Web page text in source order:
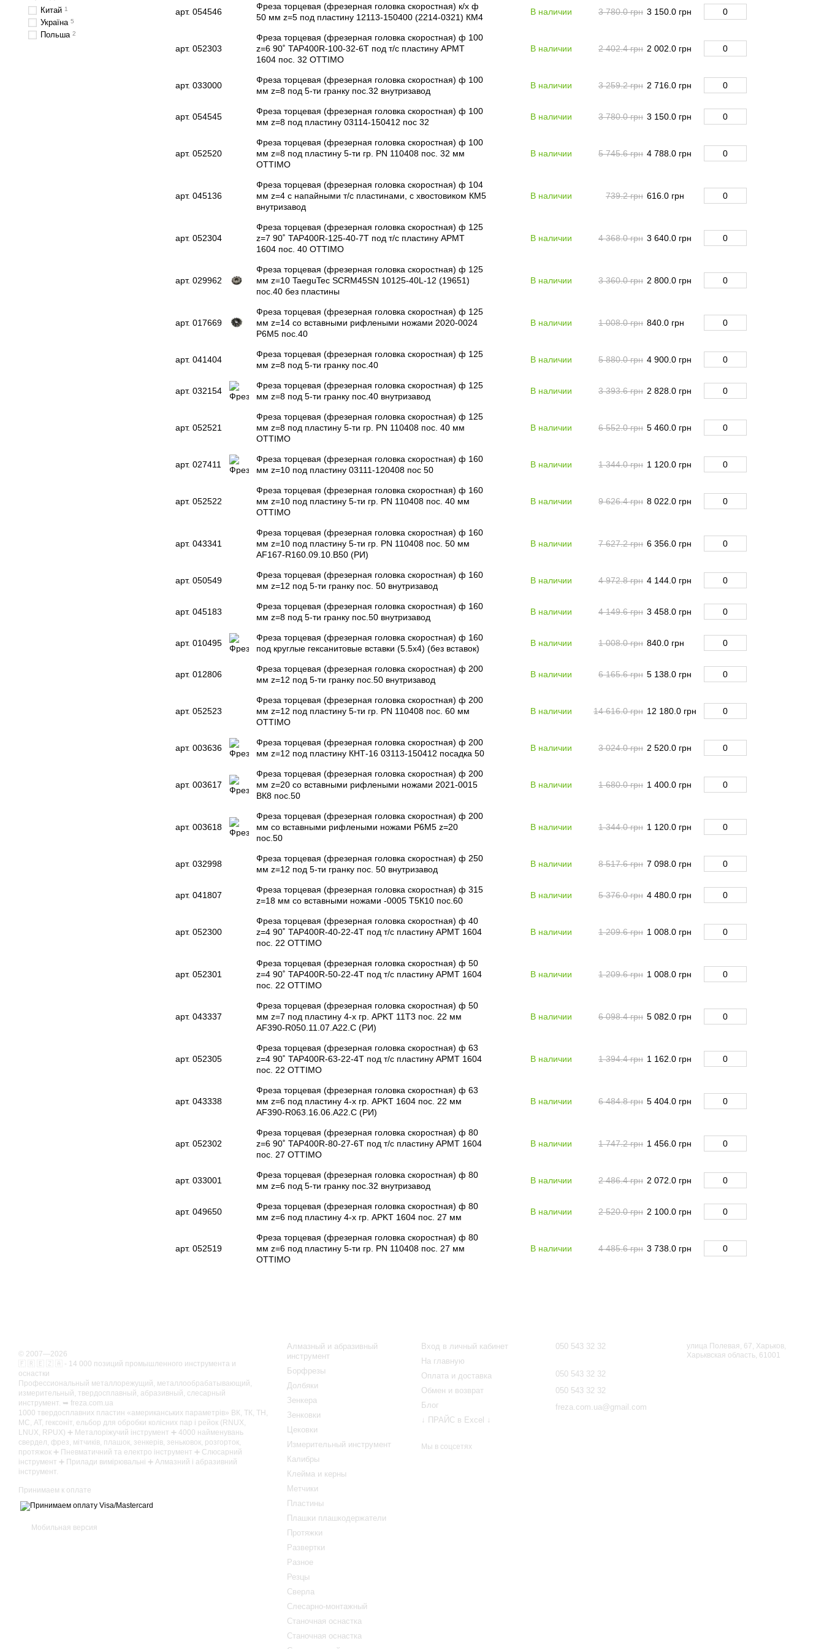
арт. 054546
Фреза торцевая (фрезерная головка скоростная) к/х ф
50 мм z=5 под пластину 12113-150400 (2214-0321) КМ4
В наличии 3 780.0 грн 3 150.0 грн
арт. 052303
Фреза торцевая (фрезерная головка скоростная) ф 100
z=6 90˚ TAP400R-100-32-6T под т/с пластину APMT
1604 пос. 32 OTTIMO
В наличии 2 402.4 грн 2 002.0 грн
арт. 033000
Фреза торцевая (фрезерная головка скоростная) ф 100
мм z=8 под 5-ти гранку пос.32 внутризавод
В наличии 3 259.2 грн 2 716.0 грн
арт. 054545
Фреза торцевая (фрезерная головка скоростная) ф 100
мм z=8 под пластину 03114-150412 пос 32
В наличии 3 780.0 грн 3 150.0 грн
арт. 052520
Фреза торцевая (фрезерная головка скоростная) ф 100
мм z=8 под пластину 5-ти гр. PN 110408 пос. 32 мм
OTTIMO
В наличии 5 745.6 грн 4 788.0 грн
арт. 045136
Фреза торцевая (фрезерная головка скоростная) ф 104
мм z=4 с напайными т/с пластинами, с хвостовиком КМ5
внутризавод
В наличии 739.2 грн 616.0 грн
арт. 052304
Фреза торцевая (фрезерная головка скоростная) ф 125
z=7 90˚ TAP400R-125-40-7T под т/с пластину APMT
1604 пос. 40 OTTIMO
В наличии 4 368.0 грн 3 640.0 грн
арт. 029962
Фреза торцевая (фрезерная головка скоростная) ф 125
мм z=10 TaeguTec SCRM45SN 10125-40L-12 (19651)
пос.40 без пластины
В наличии 3 360.0 грн 2 800.0 грн
арт. 017669
Фреза торцевая (фрезерная головка скоростная) ф 125
мм z=14 со вставными рифлеными ножами 2020-0024
Р6М5 пос.40
В наличии 1 008.0 грн 840.0 грн
арт. 041404
Фреза торцевая (фрезерная головка скоростная) ф 125
мм z=8 под 5-ти гранку пос.40
В наличии 5 880.0 грн 4 900.0 грн
арт. 032154
Фреза торцевая (фрезерная головка скоростная) ф 125
мм z=8 под 5-ти гранку пос.40 внутризавод
В наличии 3 393.6 грн 2 828.0 грн
арт. 052521
Фреза торцевая (фрезерная головка скоростная) ф 125
мм z=8 под пластину 5-ти гр. PN 110408 пос. 40 мм
OTTIMO
В наличии 6 552.0 грн 5 460.0 грн
арт. 027411
Фреза торцевая (фрезерная головка скоростная) ф 160
мм z=10 под пластину 03111-120408 пос 50
В наличии 1 344.0 грн 1 120.0 грн
арт. 052522
Фреза торцевая (фрезерная головка скоростная) ф 160
мм z=10 под пластину 5-ти гр. PN 110408 пос. 40 мм
OTTIMO
В наличии 9 626.4 грн 8 022.0 грн
арт. 043341
Фреза торцевая (фрезерная головка скоростная) ф 160
мм z=10 под пластину 5-ти гр. PN 110408 пос. 50 мм
AF167-R160.09.10.B50 (РИ)
В наличии 7 627.2 грн 6 356.0 грн
арт. 050549
Фреза торцевая (фрезерная головка скоростная) ф 160
мм z=12 под 5-ти гранку пос. 50 внутризавод
В наличии 4 972.8 грн 4 144.0 грн
арт. 045183
Фреза торцевая (фрезерная головка скоростная) ф 160
мм z=8 под 5-ти гранку пос.50 внутризавод
В наличии 4 149.6 грн 3 458.0 грн
арт. 010495
Фреза торцевая (фрезерная головка скоростная) ф 160
под круглые гексанитовые вставки (5.5х4) (без вставок)
В наличии 1 008.0 грн 840.0 грн
арт. 012806
Фреза торцевая (фрезерная головка скоростная) ф 200
мм z=12 под 5-ти гранку пос.50 внутризавод
В наличии 6 165.6 грн 5 138.0 грн
арт. 052523
Фреза торцевая (фрезерная головка скоростная) ф 200
мм z=12 под пластину 5-ти гр. PN 110408 пос. 60 мм
OTTIMO
В наличии 14 616.0 грн 12 180.0 грн
арт. 003636
Фреза торцевая (фрезерная головка скоростная) ф 200
мм z=12 под пластину КНТ-16 03113-150412 посадка 50
В наличии 3 024.0 грн 2 520.0 грн
арт. 003617
Фреза торцевая (фрезерная головка скоростная) ф 200
мм z=20 со вставными рифлеными ножами 2021-0015
ВК8 пос.50
В наличии 1 680.0 грн 1 400.0 грн
арт. 003618
Фреза торцевая (фрезерная головка скоростная) ф 200
мм со вставными рифлеными ножами Р6М5 z=20
пос.50
В наличии 1 344.0 грн 1 120.0 грн
арт. 032998
Фреза торцевая (фрезерная головка скоростная) ф 250
мм z=12 под 5-ти гранку пос. 50 внутризавод
В наличии 8 517.6 грн 7 098.0 грн
арт. 041807
Фреза торцевая (фрезерная головка скоростная) ф 315
z=18 мм со вставными ножами -0005 Т5К10 пос.60
В наличии 5 376.0 грн 4 480.0 грн
арт. 052300
Фреза торцевая (фрезерная головка скоростная) ф 40
z=4 90˚ TAP400R-40-22-4T под т/с пластину APMT 1604
пос. 22 OTTIMO
В наличии 1 209.6 грн 1 008.0 грн
арт. 052301
Фреза торцевая (фрезерная головка скоростная) ф 50
z=4 90˚ TAP400R-50-22-4T под т/с пластину APMT 1604
пос. 22 OTTIMO
В наличии 1 209.6 грн 1 008.0 грн
арт. 043337
Фреза торцевая (фрезерная головка скоростная) ф 50
мм z=7 под пластину 4-х гр. APKT 11T3 пос. 22 мм
AF390-R050.11.07.A22.C (РИ)
В наличии 6 098.4 грн 5 082.0 грн
арт. 052305
Фреза торцевая (фрезерная головка скоростная) ф 63
z=4 90˚ TAP400R-63-22-4T под т/с пластину APMT 1604
пос. 22 OTTIMO
В наличии 1 394.4 грн 1 162.0 грн
арт. 043338
Фреза торцевая (фрезерная головка скоростная) ф 63
мм z=6 под пластину 4-х гр. APKT 1604 пос. 22 мм
AF390-R063.16.06.A22.C (РИ)
В наличии 6 484.8 грн 5 404.0 грн
арт. 052302
Фреза торцевая (фрезерная головка скоростная) ф 80
z=6 90˚ TAP400R-80-27-6T под т/с пластину APMT 1604
пос. 27 OTTIMO
В наличии 1 747.2 грн 1 456.0 грн
арт. 033001
Фреза торцевая (фрезерная головка скоростная) ф 80
мм z=6 под 5-ти гранку пос.32 внутризавод
В наличии 2 486.4 грн 2 072.0 грн
арт. 049650
Фреза торцевая (фрезерная головка скоростная) ф 80
мм z=6 под пластину 4-х гр. APKT 1604 пос. 27 мм
В наличии 2 520.0 грн 2 100.0 грн
арт. 052519
Фреза торцевая (фрезерная головка скоростная) ф 80
мм z=6 под пластину 5-ти гр. PN 110408 пос. 27 мм
OTTIMO
В наличии 4 485.6 грн 3 738.0 грн
Китай 1
Україна 5
Польша 2
© 2007—2026
🇫 🇷 🇪 🇿 🇦 - 14 000 позиций промышленного инструмента и
оснастки
Профессиональный металлорежущий, металлообрабатывающий,
измерительный, твердосплавный, абразивный, слесарный
инструмент. ➥ freza.com.ua
1000 твердосплавних пластин «американських параметрів» ВК, ТК, ТН,
МС, АТ, гексоніт, ельбор для обробки колісних пар і рейок (RNUX,
LNUX, RPUX) ➕ Металоріжучий інструмент ➕ 4000 найменувань
свердел, фрез, мітчиків, плашок, зенкерів, зеньковок, розгорток,
протяжок ➕ Пневматичний та електро інструмент ➕ Слюсарний
інструмент ➕ Прилади вимірювальні ➕ Алмазний і абразивний
інструмент.
Принимаем к оплате
Мобильная версия
Алмазный и абразивный
инструмент
Борфрезы
Долбяки
Зенкера
Зенковки
Цековки
Измерительный инструмент
Калибры
Клейма и керны
Метчики
Пластины
Плашки плашкодержатели
Протяжки
Развертки
Разное
Резцы
Сверла
Слесарно-монтажный
Станочная оснастка
Станочная оснастка
Вход в личный кабинет
На главную
Оплата и доставка
Обмен и возврат
Блог
↓ ПРАЙС в Excel ↓
Мы в соцсетях
050 543 32 32
050 543 32 32
050 543 32 32
freza.com.ua@gmail.com
улица Полевая, 67, Харьков,
Харьквская область, 61001